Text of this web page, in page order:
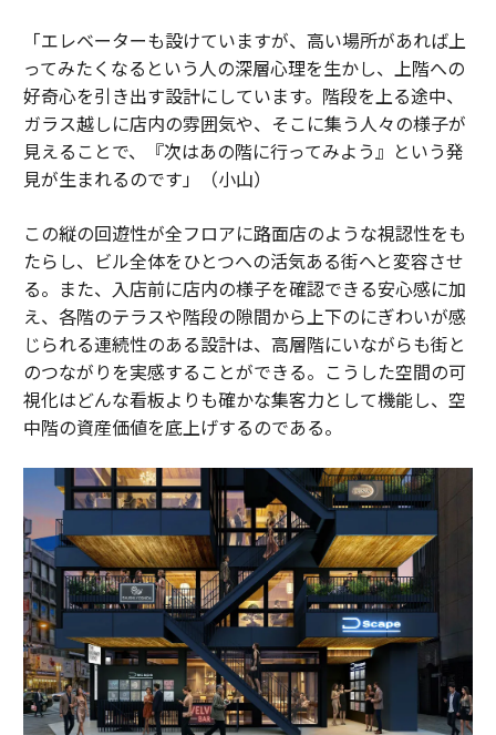
「エレベーターも設けていますが、高い場所があれば上
ってみたくなるという人の深層心理を生かし、上階への
好奇心を引き出す設計にしています。階段を上る途中、
ガラス越しに店内の雰囲気や、そこに集う人々の様子が
見えることで、『次はあの階に行ってみよう』という発
見が生まれるのです」（小山）
この縦の回遊性が全フロアに路面店のような視認性をも
たらし、ビル全体をひとつへの活気ある街へと変容させ
る。また、入店前に店内の様子を確認できる安心感に加
え、各階のテラスや階段の隙間から上下のにぎわいが感
じられる連続性のある設計は、高層階にいながらも街と
のつながりを実感することができる。こうした空間の可
視化はどんな看板よりも確かな集客力として機能し、空
中階の資産価値を底上げするのである。